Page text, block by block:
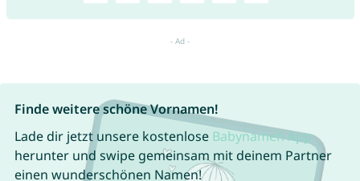
Finde weitere schöne Vornamen!
Lade dir jetzt unsere kostenlose Babynamen App
herunter und swipe gemeinsam mit deinem Partner
einen wunderschönen Namen!